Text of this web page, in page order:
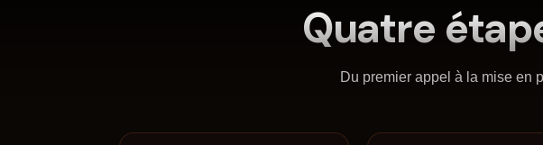
Quatre
Du premier appel à la mise en